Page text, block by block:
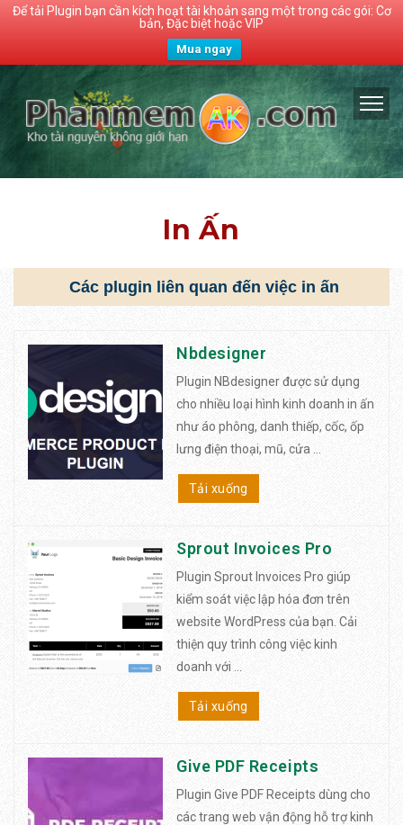
Để tải Plugin bạn cần kích hoạt tài khoản sang một trong các gói: Cơ
bản, Đặc biệt hoặc VIP
Mua ngay
In Ấn
Các plugin liên quan đến việc in ấn
Nbdesigner
Plugin NBdesigner được sử dụng
cho nhiều loại hình kinh doanh in ấn
như áo phông, danh thiếp, cốc, ốp
lưng điện thoại, mũ, cửa ...
Tải xuống
Sprout Invoices Pro
Plugin Sprout Invoices Pro giúp
kiểm soát việc lập hóa đơn trên
website WordPress của bạn. Cải
thiện quy trình công việc kinh
doanh với ...
Tải xuống
Give PDF Receipts
Plugin Give PDF Receipts dùng cho
các trang web vận động hỗ trợ kinh